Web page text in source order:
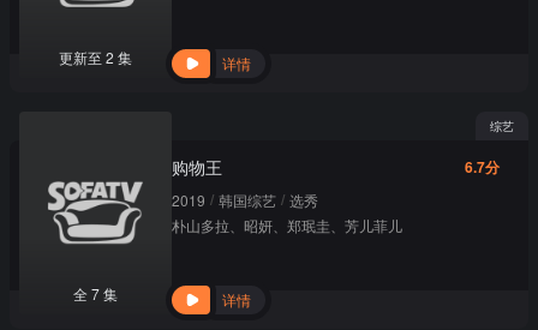
更新至 2 集 详情
全 7 集
综艺
购物王 6.7分
2019 / 韩国综艺 / 选秀
朴山多拉 、昭妍 、郑珉圭 、芳儿菲儿
详情